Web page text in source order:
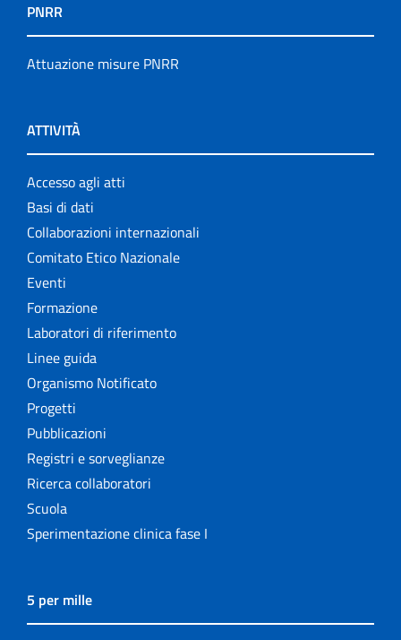
PNRR
Attuazione misure PNRR
ATTIVITÀ
Accesso agli atti
Basi di dati
Collaborazioni internazionali
Comitato Etico Nazionale
Eventi
Formazione
Laboratori di riferimento
Linee guida
Organismo Notificato
Progetti
Pubblicazioni
Registri e sorveglianze
Ricerca collaboratori
Scuola
Sperimentazione clinica fase I
5 per mille